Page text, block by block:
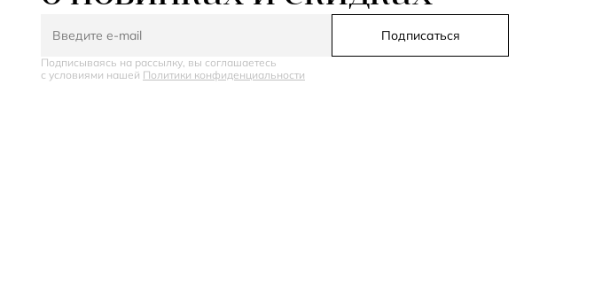
Подписаться
Подписываясь на рассылку, вы соглашаетесь
с условиями нашей Политики конфиденциальности